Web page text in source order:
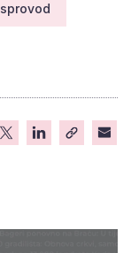
sprovod